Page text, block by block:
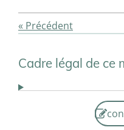
« Précédent
Cadre légal de ce